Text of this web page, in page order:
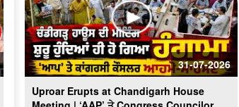
31-07-2026
Uproar Erupts at Chandigarh House